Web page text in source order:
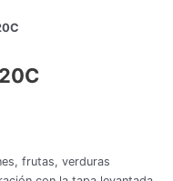
frutas, verduras